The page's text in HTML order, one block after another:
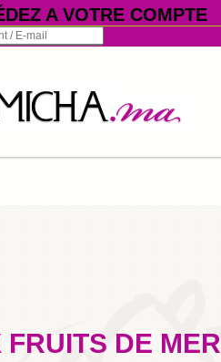
A VOTRE COMPTE
DE MER